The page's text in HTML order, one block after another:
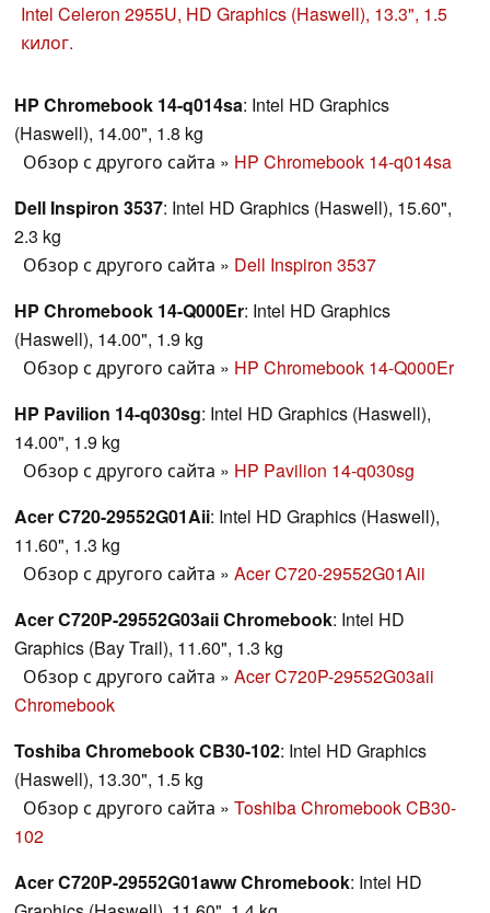
склонные к экономии производители думают об
интересах пользователя лишь в последнюю
дешевые вещи?
Intel Celeron 2955U, HD Graphics (Haswell), 13.3", 1.5
килог.
HP Chromebook 14-q014sa: Intel HD Graphics
(Haswell), 14.00", 1.8 kg
Обзор с другого сайта » HP Chromebook 14-q014sa
Dell Inspiron 3537: Intel HD Graphics (Haswell), 15.60",
2.3 kg
Обзор с другого сайта » Dell Inspiron 3537
HP Chromebook 14-Q000Er: Intel HD Graphics
(Haswell), 14.00", 1.9 kg
Обзор с другого сайта » HP Chromebook 14-Q000Er
HP Pavilion 14-q030sg: Intel HD Graphics (Haswell),
14.00", 1.9 kg
Обзор с другого сайта » HP Pavilion 14-q030sg
Acer C720-29552G01Aii: Intel HD Graphics (Haswell),
11.60", 1.3 kg
Обзор с другого сайта » Acer C720-29552G01Aii
Acer C720P-29552G03aii Chromebook: Intel HD
Graphics (Bay Trail), 11.60", 1.3 kg
Обзор с другого сайта » Acer C720P-29552G03aii
Chromebook
Toshiba Chromebook CB30-102: Intel HD Graphics
(Haswell), 13.30", 1.5 kg
Обзор с другого сайта » Toshiba Chromebook CB30-
102
Acer C720P-29552G01aww Chromebook: Intel HD